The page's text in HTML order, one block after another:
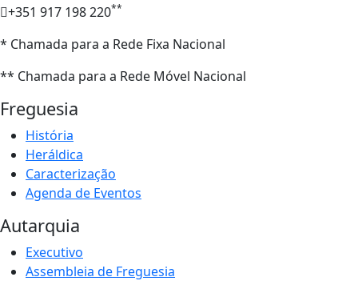
+351 917 198 220**
* Chamada para a Rede Fixa Nacional
** Chamada para a Rede Móvel Nacional
Freguesia
História
Heráldica
Caracterização
Agenda de Eventos
Autarquia
Executivo
Assembleia de Freguesia